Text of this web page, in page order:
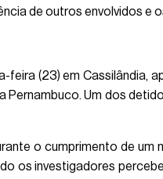
de outros envolvidos e
(23) em Cassilândia,
Pernambuco. Um dos
o cumprimento de um
os investigadores